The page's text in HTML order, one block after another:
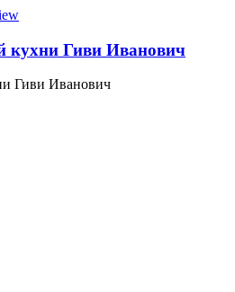
кухни Гиви Иванович
Гиви Иванович